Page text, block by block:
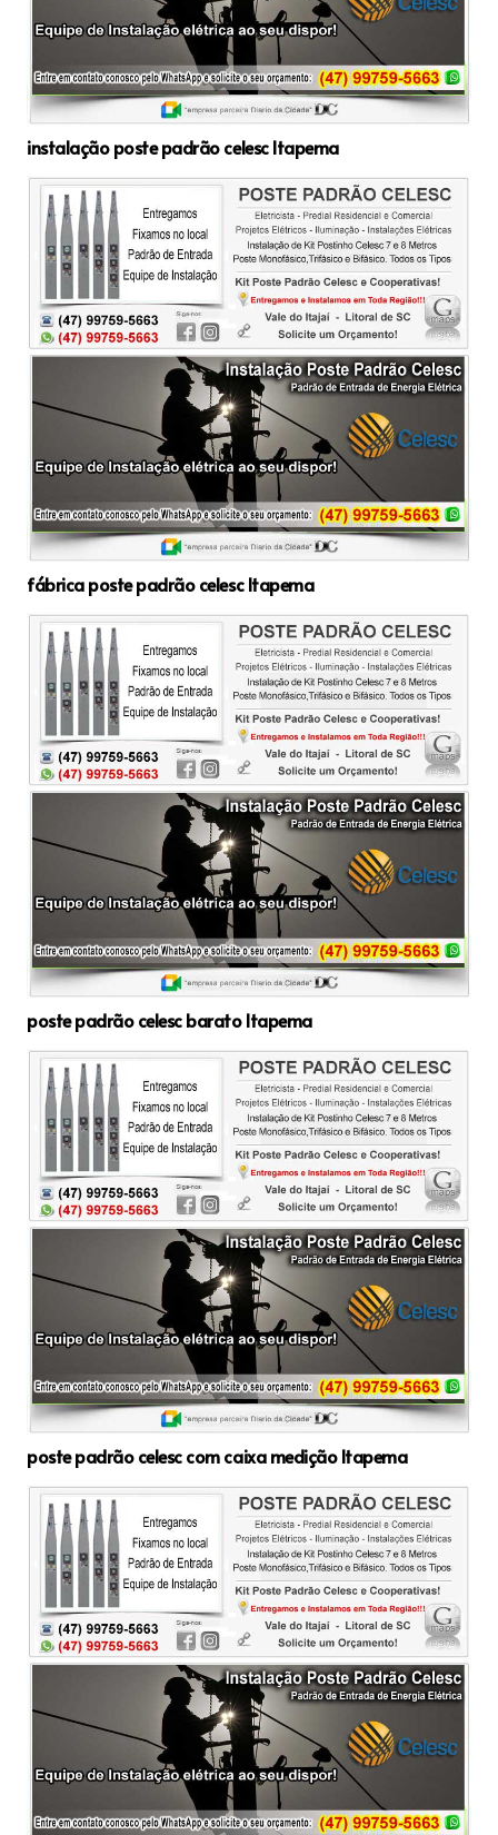
instalação poste padrão celesc Itapema
fábrica poste padrão celesc Itapema
poste padrão celesc barato Itapema
poste padrão celesc com caixa medição Itapema